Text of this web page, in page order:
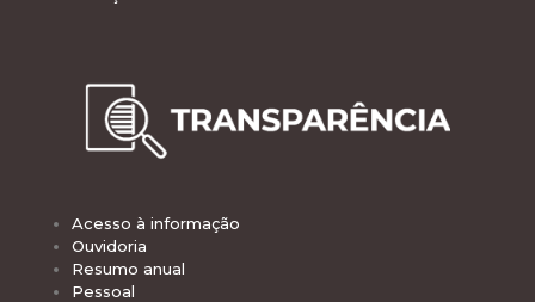
Acesso à informação
Ouvidoria
Resumo anual
Pessoal